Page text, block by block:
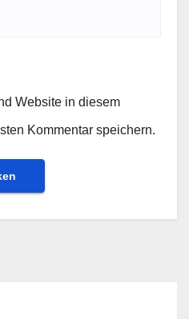
Website in diesem
Kommentar speichern.